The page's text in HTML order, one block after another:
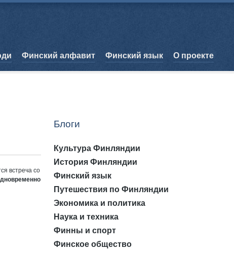
Финский алфавит Финский язык О проекте
встреча со
Блоги
Культура Финляндии
История Финляндии
Финский язык
Путешествия по Финляндии
Экономика и политика
Наука и техника
Финны и спорт
Финское общество